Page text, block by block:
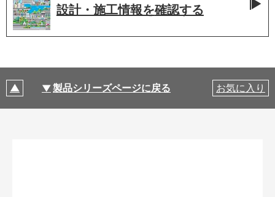
設計・施工情報を確認する
製品シリーズページに戻る お気に入り